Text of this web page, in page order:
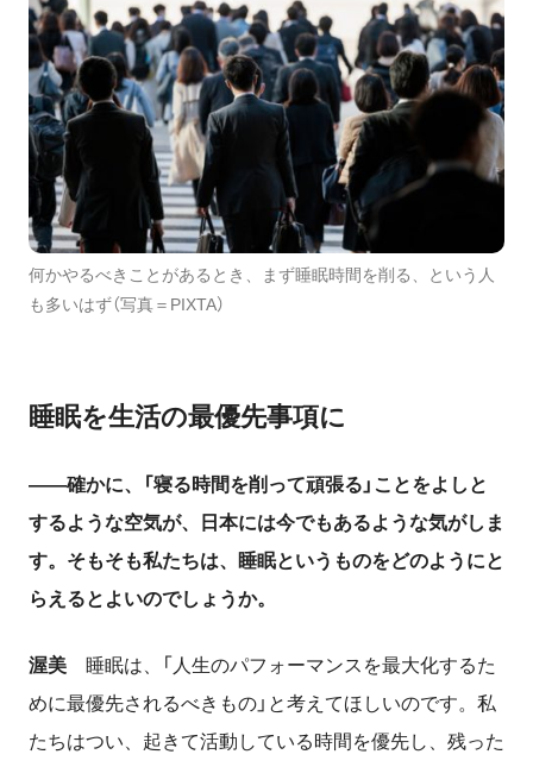
何かやるべきことがあるとき、まず睡眠時間を削る、という人
も多いはず（写真＝PIXTA）
睡眠を生活の最優先事項に
――確かに、「寝る時間を削って頑張る」ことをよしと
するような空気が、日本には今でもあるような気がしま
す。そもそも私たちは、睡眠というものをどのようにと
らえるとよいのでしょうか。
渥美 睡眠は、「人生のパフォーマンスを最大化するた
めに最優先されるべきもの」と考えてほしいのです。私
たちはつい、起きて活動している時間を優先し、残った